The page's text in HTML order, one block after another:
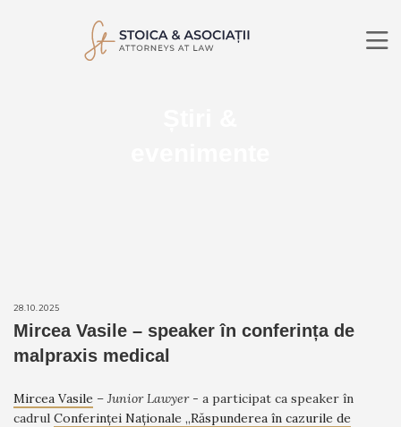
28.10.2025
Mircea Vasile – speaker în conferința de
malpraxis medical
Mircea Vasile – Junior Lawyer - a participat ca speaker în
cadrul Conferinței Naționale „Răspunderea în cazurile de